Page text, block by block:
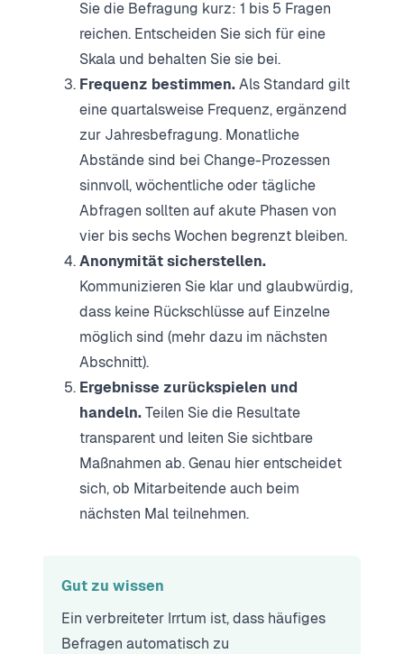
Sie die Befragung kurz: 1 bis 5 Fragen
reichen. Entscheiden Sie sich für eine
Skala und behalten Sie sie bei.
Frequenz bestimmen.Als Standard gilt
eine quartalsweise Frequenz, ergänzend
zur Jahresbefragung. Monatliche
Abstände sind bei Change-Prozessen
sinnvoll, wöchentliche oder tägliche
Abfragen sollten auf akute Phasen von
vier bis sechs Wochen begrenzt bleiben.
Anonymität sicherstellen.
Kommunizieren Sie klar und glaubwürdig,
dass keine Rückschlüsse auf Einzelne
möglich sind (mehr dazu im nächsten
Abschnitt).
Ergebnisse zurückspielen und
handeln.Teilen Sie die Resultate
transparent und leiten Sie sichtbare
Maßnahmen ab. Genau hier entscheidet
sich, ob Mitarbeitende auch beim
nächsten Mal teilnehmen.
Gut zu wissen
Ein verbreiteter Irrtum ist, dass häufiges
Befragen automatisch zu